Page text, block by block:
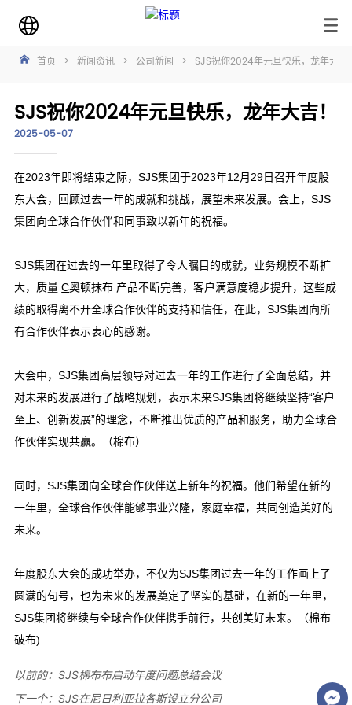
首页 > 新闻资讯 > 公司新闻 > SJS祝你2024年元旦快乐，龙年大吉
SJS祝你2024年元旦快乐，龙年大吉！
2025-05-07
以前的：SJS棉布布启动年度问题总结会议
下一个：SJS在尼日利亚拉各斯设立分公司